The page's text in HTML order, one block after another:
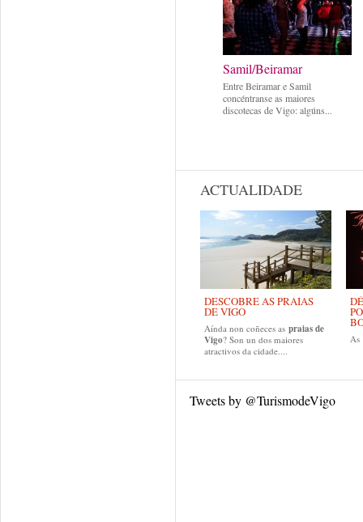
Samil/Beiramar
Entre Beiramar e Samil
concéntranse as maiores
discotecas de Vigo: algúns...
ACTUALIDADE
DESCOBRE AS PRAIAS
DE VIGO
Aínda non coñeces as praias de
Vigo? Son un dos maiores
atractivos da cidade....
As
Tweets by @TurismodeVigo